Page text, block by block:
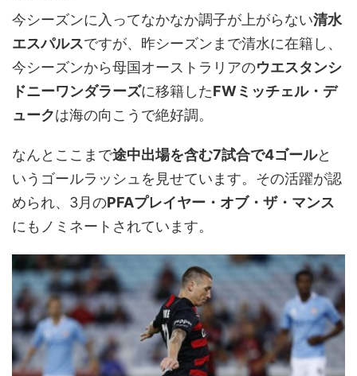
今シーズンに入ってなかなか調子が上がらない清水
エスパルスですが、昨シーズンまで清水に在籍し、
今シーズンから母国オーストラリアのウエスタンシ
ドニーワンダラーズに移籍したFWミッチェル・デ
ュークは海の向こうで絶好調。
なんとここまで途中出場を含む7試合で4ゴールと
いうゴールラッシュを見せています。その活躍が認
められ、3月のPFAプレイヤー・オブ・ザ・マンス
にもノミネートされています。